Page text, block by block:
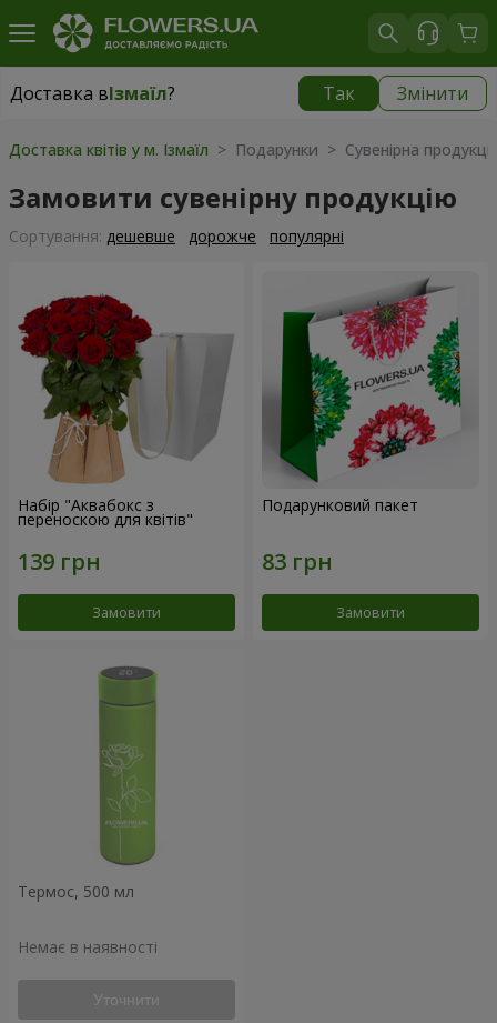
Доставка вІзмаїл? Так Змінити
Доставка вІзмаїл|
Доставка квітів у м. Ізмаїл > Подарунки > Сувенірна
Замовити сувенірну продукцію
Сортування: дешевше дорожче популярні
Набір "Аквабокс з
переноскою для квітів"
Замовити
Подарунковий пакет
Замовити
Термос, 500 мл
Немає в наявності
Уточнити